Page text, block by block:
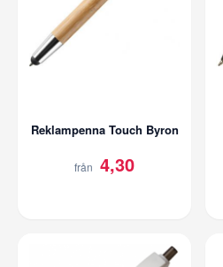
Reklampenna Touch Byron
från 4,30